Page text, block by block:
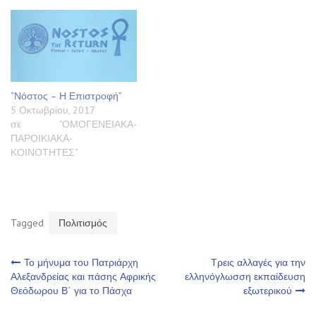
“Νόστος – Η Επιστροφή”
5 Οκτωβρίου, 2017
σε "ΟΜΟΓΕΝΕΙΑΚΑ-
ΠΑΡΟΙΚΙΑΚΑ-
ΚΟΙΝΟΤΗΤΕΣ"
Tagged Πολιτισμός
Πλοήγηση
άρθρων
Το μήνυμα του Πατριάρχη
Αλεξανδρείας και πάσης Αφρικής
Θεόδωρου Β΄ για το Πάσχα
Τρεις αλλαγές για την
ελληνόγλωσση εκπαίδευση
εξωτερικού